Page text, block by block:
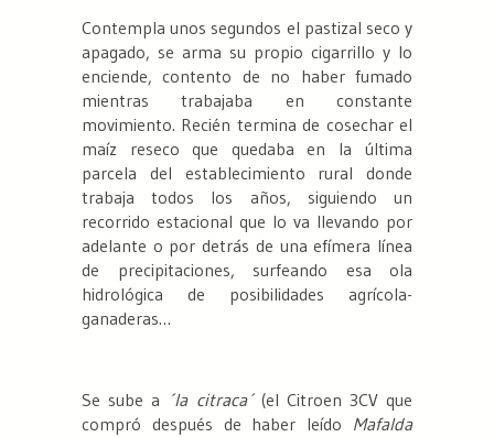
Contempla unos segundos el pastizal seco y
apagado, se arma su propio cigarrillo y lo
enciende, contento de no haber fumado
mientras trabajaba en constante
movimiento. Recién termina de cosechar el
maíz reseco que quedaba en la última
parcela del establecimiento rural donde
trabaja todos los años, siguiendo un
recorrido estacional que lo va llevando por
adelante o por detrás de una efímera línea
de precipitaciones, surfeando esa ola
hidrológica de posibilidades agrícola-
ganaderas…
Se sube a ´la citraca´(el Citroen 3CV que
compró después de haber leído Mafalda